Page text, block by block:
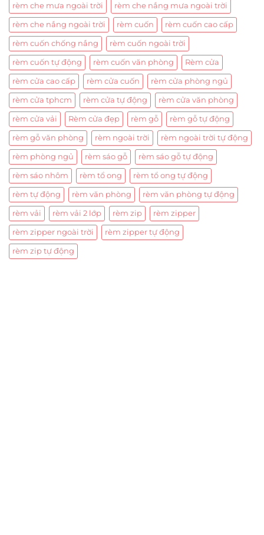
rèm che mưa ngoài trời rèm che nắng mưa ngoài trời
rèm che nắng ngoài trời rèm cuốn rèm cuốn cao cấp
rèm cuốn chống nắng rèm cuốn ngoài trời
rèm cuốn tự động rèm cuốn văn phòng Rèm cửa
rèm cửa cao cấp rèm cửa cuốn rèm cửa phòng ngủ
rèm cửa tphcm rèm cửa tự động rèm cửa văn phòng
rèm cửa vải Rèm cửa đẹp rèm gỗ rèm gỗ tự động
rèm gỗ văn phòng rèm ngoài trời rèm ngoài trời tự động
rèm phòng ngủ rèm sáo gỗ rèm sáo gỗ tự động
rèm sáo nhôm rèm tổ ong rèm tổ ong tự động
rèm tự động rèm văn phòng rèm văn phòng tự động
rèm vải rèm vải 2 lớp rèm zip rèm zipper
rèm zipper ngoài trời rèm zipper tự động
rèm zip tự động